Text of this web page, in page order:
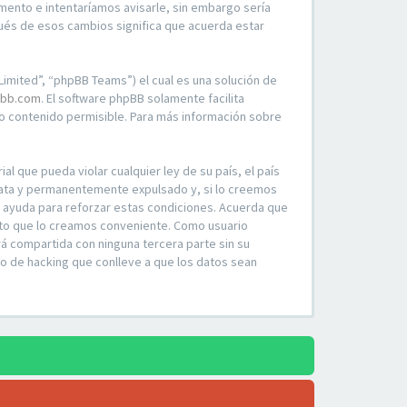
e intentaríamos avisarle, sin embargo sería
de esos cambios significa que acuerda estar
“phpBB Teams”) el cual es una solución de
. El software phpBB solamente facilita
permisible. Para más información sobre
que pueda violar cualquier ley de su país, el país
y permanentemente expulsado y, si lo creemos
para reforzar estas condiciones. Acuerda que
que lo creamos conveniente. Como usuario
compartida con ninguna tercera parte sin su
de hacking que conlleve a que los datos sean